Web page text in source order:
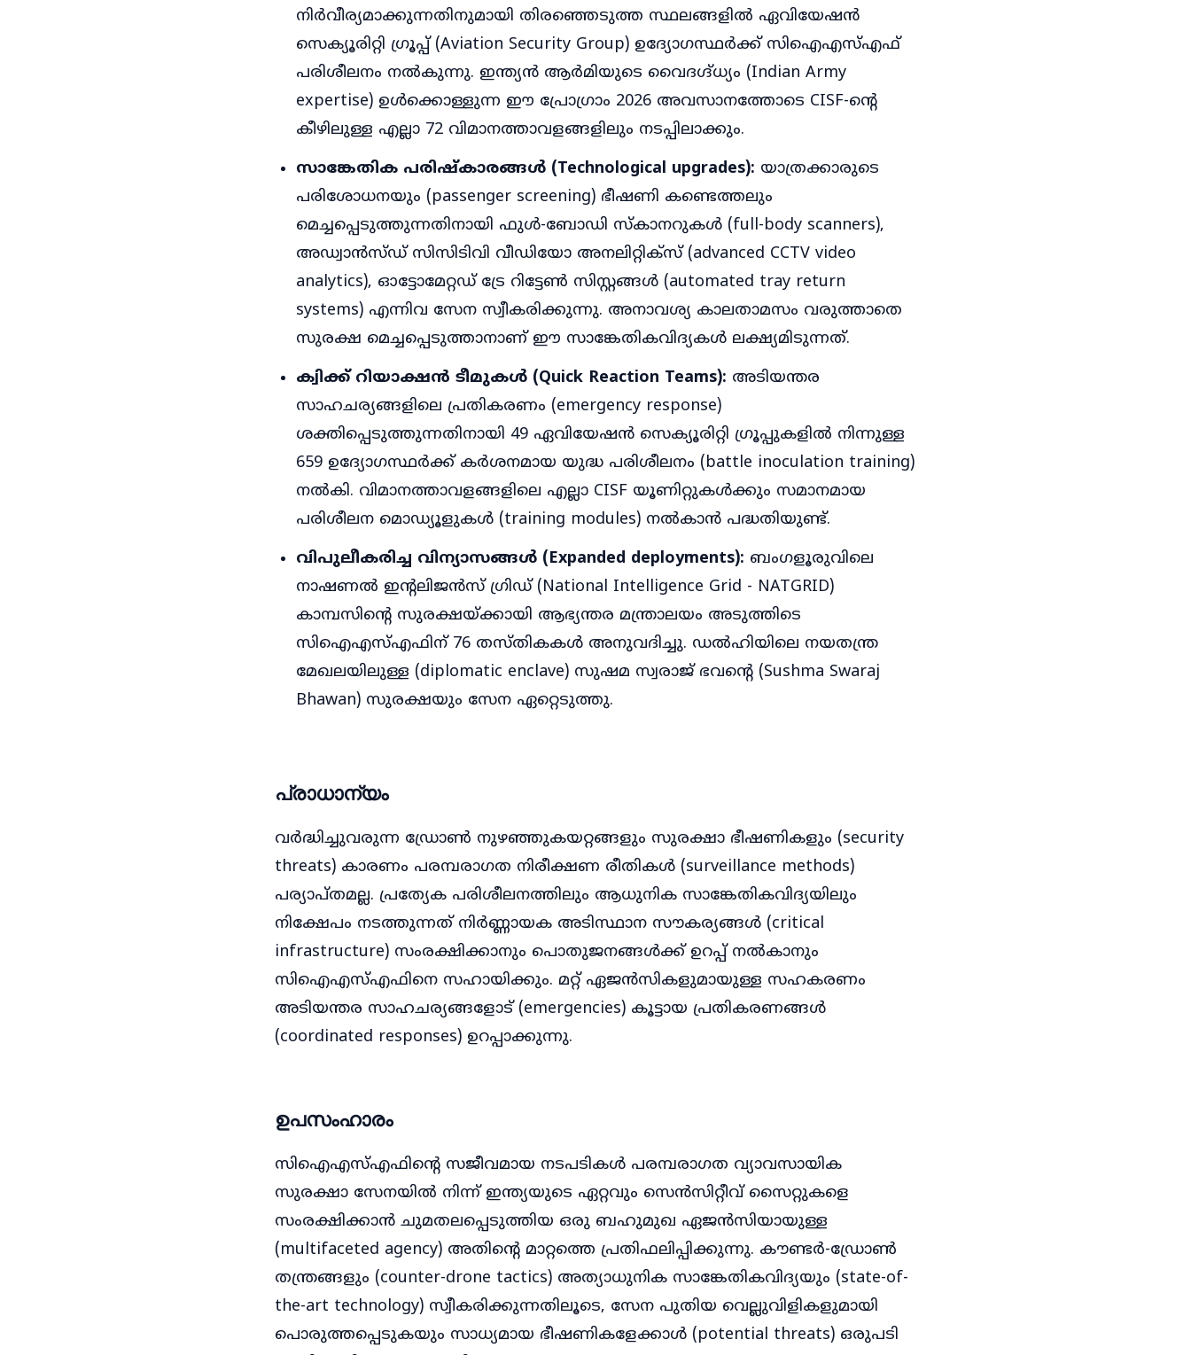
നിർവീര്യമാക്കുന്നതിനുമായി തിരഞ്ഞെടുത്ത സ്ഥലങ്ങളിൽ ഏവിയേഷൻ
സെക്യൂരിറ്റി ഗ്രൂപ്പ് (Aviation Security Group) ഉദ്യോഗസ്ഥർക്ക് സിഐഎസ്എഫ്
പരിശീലനം നൽകുന്നു. ഇന്ത്യൻ ആർമിയുടെ വൈദഗ്ദ്ധ്യം (Indian Army
expertise) ഉൾക്കൊള്ളുന്ന ഈ പ്രോഗ്രാം 2026 അവസാനത്തോടെ CISF-ന്റെ
കീഴിലുള്ള എല്ലാ 72 വിമാനത്താവളങ്ങളിലും നടപ്പിലാക്കും.
സാങ്കേതിക പരിഷ്കാരങ്ങൾ (Technological upgrades): യാത്രക്കാരുടെ
പരിശോധനയും (passenger screening) ഭീഷണി കണ്ടെത്തലും
മെച്ചപ്പെടുത്തുന്നതിനായി ഫുൾ-ബോഡി സ്കാനറുകൾ (full-body scanners),
അഡ്വാൻസ്ഡ് സിസിടിവി വീഡിയോ അനലിറ്റിക്സ് (advanced CCTV video
analytics), ഓട്ടോമേറ്റഡ് ട്രേ റിട്ടേൺ സിസ്റ്റങ്ങൾ (automated tray return
systems) എന്നിവ സേന സ്വീകരിക്കുന്നു. അനാവശ്യ കാലതാമസം വരുത്താതെ
സുരക്ഷ മെച്ചപ്പെടുത്താനാണ് ഈ സാങ്കേതികവിദ്യകൾ ലക്ഷ്യമിടുന്നത്.
ക്വിക്ക് റിയാക്ഷൻ ടീമുകൾ (Quick Reaction Teams): അടിയന്തര
സാഹചര്യങ്ങളിലെ പ്രതികരണം (emergency response)
ശക്തിപ്പെടുത്തുന്നതിനായി 49 ഏവിയേഷൻ സെക്യൂരിറ്റി ഗ്രൂപ്പുകളിൽ നിന്നുള്ള
659 ഉദ്യോഗസ്ഥർക്ക് കർശനമായ യുദ്ധ പരിശീലനം (battle inoculation training)
നൽകി. വിമാനത്താവളങ്ങളിലെ എല്ലാ CISF യൂണിറ്റുകൾക്കും സമാനമായ
പരിശീലന മൊഡ്യൂളുകൾ (training modules) നൽകാൻ പദ്ധതിയുണ്ട്.
വിപുലീകരിച്ച വിന്യാസങ്ങൾ (Expanded deployments): ബംഗളൂരുവിലെ
നാഷണൽ ഇന്റലിജൻസ് ഗ്രിഡ് (National Intelligence Grid - NATGRID)
കാമ്പസിന്റെ സുരക്ഷയ്ക്കായി ആഭ്യന്തര മന്ത്രാലയം അടുത്തിടെ
സിഐഎസ്എഫിന് 76 തസ്തികകൾ അനുവദിച്ചു. ഡൽഹിയിലെ നയതന്ത്ര
മേഖലയിലുള്ള (diplomatic enclave) സുഷമ സ്വരാജ് ഭവന്റെ (Sushma Swaraj
Bhawan) സുരക്ഷയും സേന ഏറ്റെടുത്തു.
പ്രാധാന്യം
വർദ്ധിച്ചുവരുന്ന ഡ്രോൺ നുഴഞ്ഞുകയറ്റങ്ങളും സുരക്ഷാ ഭീഷണികളും (security
threats) കാരണം പരമ്പരാഗത നിരീക്ഷണ രീതികൾ (surveillance methods)
പര്യാപ്തമല്ല. പ്രത്യേക പരിശീലനത്തിലും ആധുനിക സാങ്കേതികവിദ്യയിലും
നിക്ഷേപം നടത്തുന്നത് നിർണ്ണായക അടിസ്ഥാന സൗകര്യങ്ങൾ (critical
infrastructure) സംരക്ഷിക്കാനും പൊതുജനങ്ങൾക്ക് ഉറപ്പ് നൽകാനും
സിഐഎസ്എഫിനെ സഹായിക്കും. മറ്റ് ഏജൻസികളുമായുള്ള സഹകരണം
അടിയന്തര സാഹചര്യങ്ങളോട് (emergencies) കൂട്ടായ പ്രതികരണങ്ങൾ
(coordinated responses) ഉറപ്പാക്കുന്നു.
ഉപസംഹാരം
സിഐഎസ്എഫിന്റെ സജീവമായ നടപടികൾ പരമ്പരാഗത വ്യാവസായിക
സുരക്ഷാ സേനയിൽ നിന്ന് ഇന്ത്യയുടെ ഏറ്റവും സെൻസിറ്റീവ് സൈറ്റുകളെ
സംരക്ഷിക്കാൻ ചുമതലപ്പെടുത്തിയ ഒരു ബഹുമുഖ ഏജൻസിയായുള്ള
(multifaceted agency) അതിന്റെ മാറ്റത്തെ പ്രതിഫലിപ്പിക്കുന്നു. കൗണ്ടർ-ഡ്രോൺ
തന്ത്രങ്ങളും (counter-drone tactics) അത്യാധുനിക സാങ്കേതികവിദ്യയും (state-of-
the-art technology) സ്വീകരിക്കുന്നതിലൂടെ, സേന പുതിയ വെല്ലുവിളികളുമായി
പൊരുത്തപ്പെടുകയും സാധ്യമായ ഭീഷണികളേക്കാൾ (potential threats) ഒരുപടി